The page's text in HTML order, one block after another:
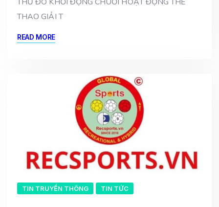
THAO GIẢI T
READ MORE
TIN TRUYỀN THÔNG TIN TỨC